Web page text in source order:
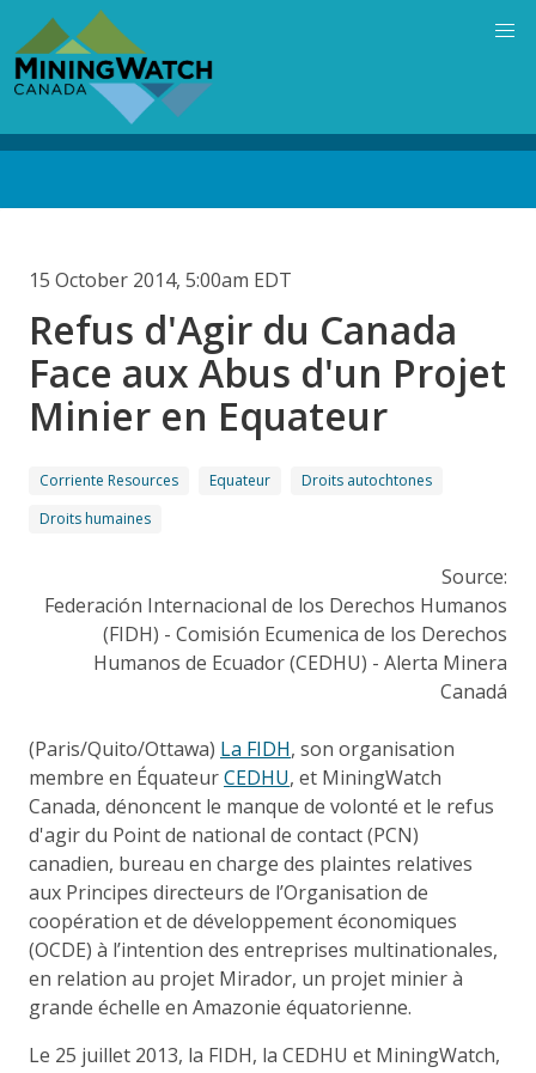
main
content
15 October 2014, 5:00am EDT
Refus d'Agir du Canada
Face aux Abus d'un Projet
Minier en Equateur
Corriente Resources Equateur
Droits autochtones
Droits humaines
Source:
Federación Internacional de los Derechos Humanos
(FIDH) - Comisión Ecumenica de los Derechos
Humanos de Ecuador (CEDHU) - Alerta Minera
Canadá
(Paris/Quito/Ottawa) La FIDH, son organisation
membre en ÉquateurCEDHU, et MiningWatch
Canada, dénoncent le manque de volonté et le refus
d'agir du Point de national de contact (PCN)
canadien, bureau en charge des plaintes relatives
aux Principes directeurs de l’Organisation de
coopération et de développement économiques
(OCDE) à l’intention des entreprises multinationales,
en relation au projet Mirador, un projet minier à
grande échelle en Amazonie équatorienne.
Le 25 juillet 2013, la FIDH, la CEDHU et MiningWatch,